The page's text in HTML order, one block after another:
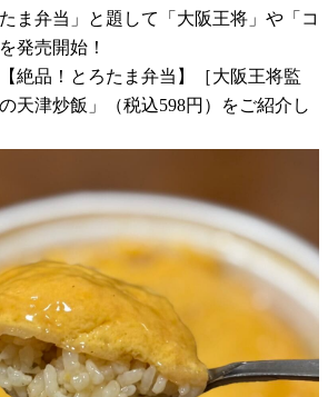
ま弁当」と題して「大阪王将」や「コ
発売開始！
絶品！とろたま弁当】［大阪王将監
天津炒飯」（税込598円）をご紹介し